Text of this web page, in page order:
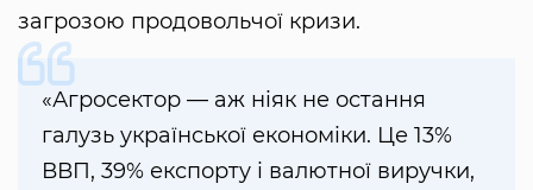
загрозою продовольчої кризи.
«Агросектор — аж ніяк не остання
галузь української економіки. Це 13%
ВВП, 39% експорту і валютної виручки,